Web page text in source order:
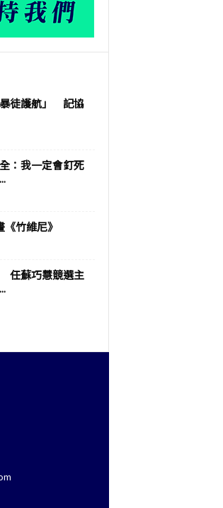
徒護航」 記協
：我一定會釘死
竹維尼》
任蘇巧慧競選主